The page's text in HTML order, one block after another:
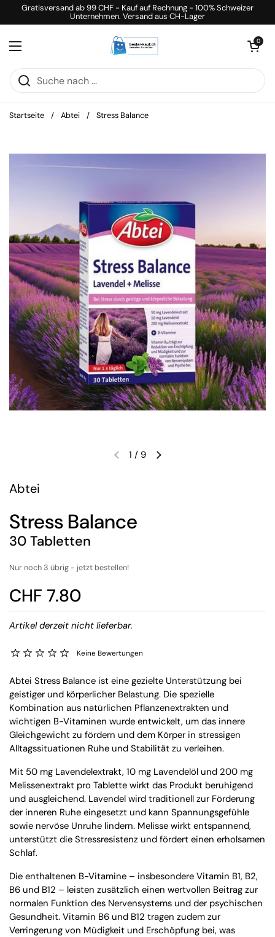
Zum Inhalt springen
Gratisversand ab 99 CHF - Kauf auf Rechnung - 100% Schweizer
Unternehmen. Versand aus CH-Lager
Menü öffnen
Warenkorb
0
Startseite / Abtei / Stress Balance
1 / 9
Abtei
Stress Balance
30 Tabletten
Nur noch 3 übrig - jetzt bestellen!
CHF 7.80
Artikel derzeit nicht lieferbar.
Keine Bewertungen
Abtei Stress Balance ist eine gezielte Unterstützung bei
geistiger und körperlicher Belastung. Die spezielle
Kombination aus natürlichen Pflanzenextrakten und
wichtigen B-Vitaminen wurde entwickelt, um das innere
Gleichgewicht zu fördern und dem Körper in stressigen
Alltagssituationen Ruhe und Stabilität zu verleihen.
Mit 50 mg Lavendelextrakt, 10 mg Lavendelöl und 200 mg
Melissenextrakt pro Tablette wirkt das Produkt beruhigend
und ausgleichend. Lavendel wird traditionell zur Förderung
der inneren Ruhe eingesetzt und kann Spannungsgefühle
sowie nervöse Unruhe lindern. Melisse wirkt entspannend,
unterstützt die Stressresistenz und fördert einen erholsamen
Schlaf.
Die enthaltenen B-Vitamine – insbesondere Vitamin B1, B2,
B6 und B12 – leisten zusätzlich einen wertvollen Beitrag zur
normalen Funktion des Nervensystems und der psychischen
Gesundheit. Vitamin B6 und B12 tragen zudem zur
Verringerung von Müdigkeit und Erschöpfung bei, was